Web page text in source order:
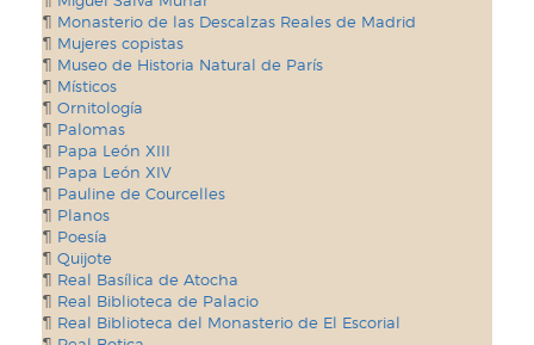
Monasterio de las Descalzas Reales de Madrid
Mujeres copistas
Museo de Historia Natural de París
Místicos
Ornitología
Palomas
Papa León XIII
Papa León XIV
Pauline de Courcelles
Planos
Poesía
Quijote
Real Basílica de Atocha
Real Biblioteca de Palacio
Real Biblioteca del Monasterio de El Escorial